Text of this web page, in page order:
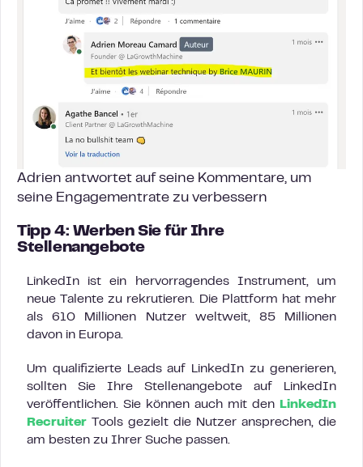
Adrien antwortet auf seine Kommentare, um
seine Engagementrate zu verbessern
Tipp 4: Werben Sie für Ihre
Stellenangebote
LinkedIn ist ein hervorragendes Instrument, um
neue Talente zu rekrutieren. Die Plattform hat mehr
als 610 Millionen Nutzer weltweit, 85 Millionen
davon in Europa.
Um qualifizierte Leads auf LinkedIn zu generieren,
sollten Sie Ihre Stellenangebote auf LinkedIn
veröffentlichen. Sie können auch mit den
LinkedIn
Recruiter Tools gezielt die Nutzer ansprechen, die
am besten zu Ihrer Suche passen.